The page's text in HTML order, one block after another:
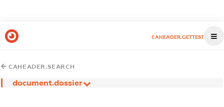
CAHEADER.GETTEST
CAHEADER.SEARCH
document.dossier